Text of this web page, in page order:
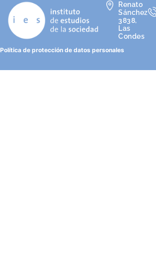
Renato
Sánchez
3838,
Las
Condes
Política de protección de datos personales